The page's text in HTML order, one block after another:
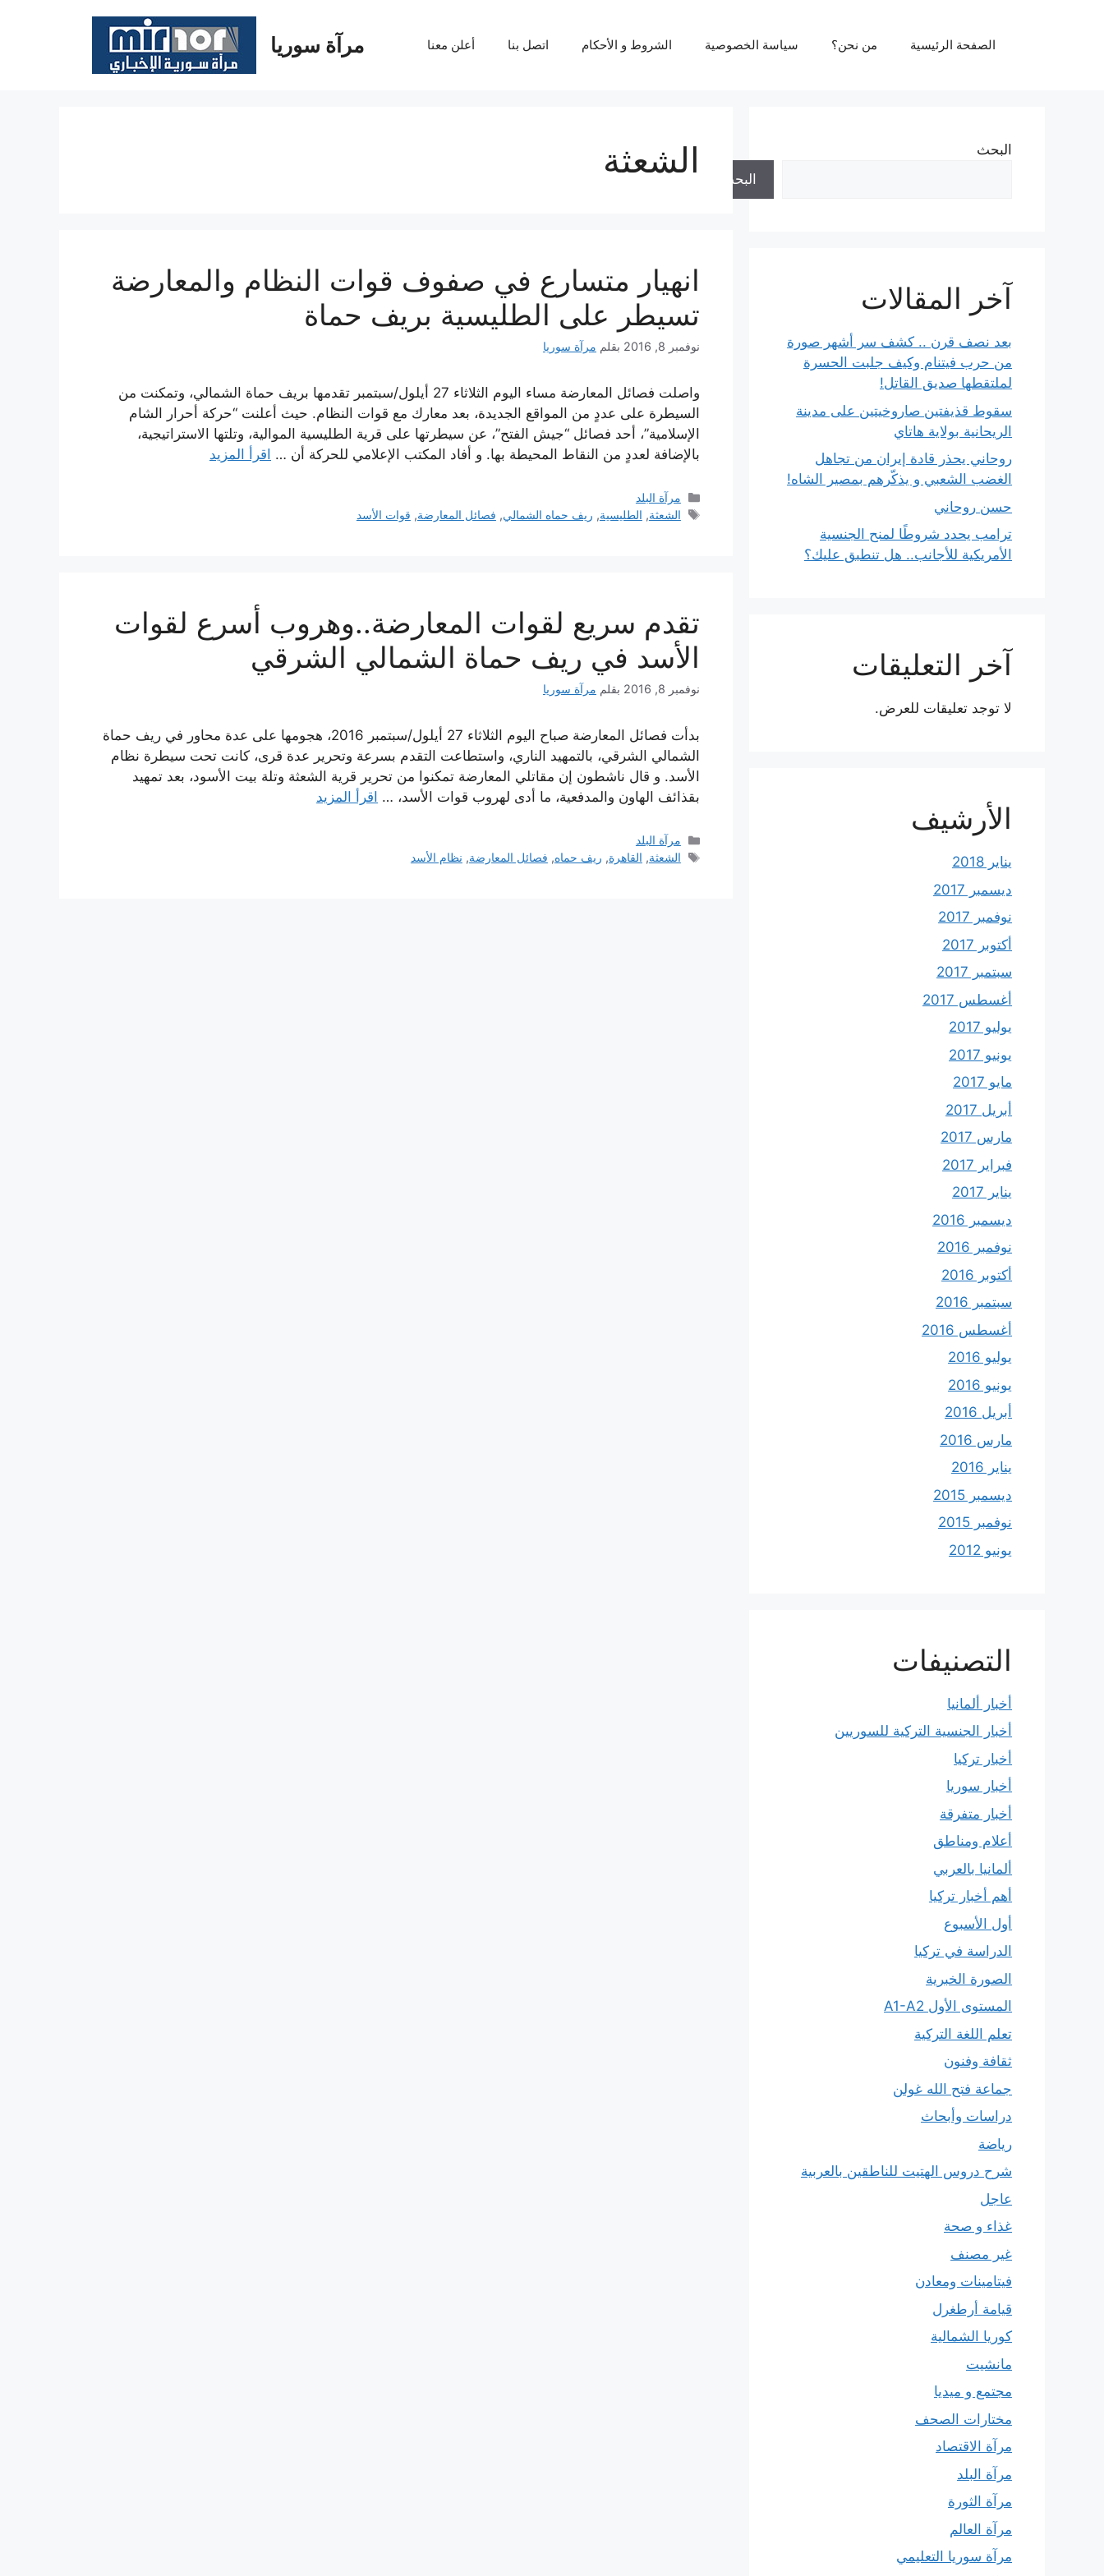
مرآة سوريا الصفحة الرئيسية من نحن؟ سياسة الخصوصية الشروط و الأحكام اتصل بنا أعلن معنا
الشعثة
انهيار متسارع في صفوف قوات النظام والمعارضة
تسيطر على الطليسية بريف حماة
نوفمبر 8, 2016 بقلم مرآة سوريا
واصلت فصائل المعارضة مساء اليوم الثلاثاء 27 أيلول/سبتمبر تقدمها بريف حماة الشمالي، وتمكنت من
السيطرة على عددٍ من المواقع الجديدة، بعد معارك مع قوات النظام. حيث أعلنت “حركة أحرار الشام
الإسلامية”، أحد فصائل “جيش الفتح”، عن سيطرتها على قرية الطليسية الموالية، وتلتها الاستراتيجية،
بالإضافة لعددٍ من النقاط المحيطة بها. و أفاد المكتب الإعلامي للحركة أن … اقرأ المزيد
التصنيفات
مرآة البلد
الوسوم
الشعثة, الطليسية, ريف حماه الشمالي, فصائل المعارضة, قوات الأسد
تقدم سريع لقوات المعارضة..وهروب أسرع لقوات
الأسد في ريف حماة الشمالي الشرقي
نوفمبر 8, 2016 بقلم مرآة سوريا
بدأت فصائل المعارضة صباح اليوم الثلاثاء 27 أيلول/سبتمبر 2016، هجومها على عدة محاور في ريف حماة
الشمالي الشرقي، بالتمهيد الناري، واستطاعت التقدم بسرعة وتحرير عدة قرى، كانت تحت سيطرة نظام
الأسد. و قال ناشطون إن مقاتلي المعارضة تمكنوا من تحرير قرية الشعثة وتلة بيت الأسود، بعد تمهيد
بقذائف الهاون والمدفعية، ما أدى لهروب قوات الأسد، … اقرأ المزيد
التصنيفات
مرآة البلد
الوسوم
الشعثة, القاهرة, ريف حماه, فصائل المعارضة, نظام الأسد
البحث
البحث
آخر المقالات
بعد نصف قرن .. كشف سر أشهر صورة
من حرب فيتنام وكيف جلبت الحسرة
لملتقطها صديق القاتل!
سقوط قذيفتين صاروخيتين على مدينة
الريحانية بولاية هاتاي
روحاني يحذر قادة إيران من تجاهل
الغضب الشعبي و يذكّرهم بمصير الشاه!
حسن روحاني
ترامب يحدد شروطًا لمنح الجنسية
الأمريكية للأجانب.. هل تنطبق عليك؟
آخر التعليقات
لا توجد تعليقات للعرض.
الأرشيف
يناير 2018
ديسمبر 2017
نوفمبر 2017
أكتوبر 2017
سبتمبر 2017
أغسطس 2017
يوليو 2017
يونيو 2017
مايو 2017
أبريل 2017
مارس 2017
فبراير 2017
يناير 2017
ديسمبر 2016
نوفمبر 2016
أكتوبر 2016
سبتمبر 2016
أغسطس 2016
يوليو 2016
يونيو 2016
أبريل 2016
مارس 2016
يناير 2016
ديسمبر 2015
نوفمبر 2015
يونيو 2012
التصنيفات
أخبار ألمانيا
أخبار الجنسية التركية للسوريين
أخبار تركيا
أخبار سوريا
أخبار متفرقة
أعلام ومناطق
ألمانيا بالعربي
أهم أخبار تركيا
أول الأسبوع
الدراسة في تركيا
الصورة الخبرية
المستوى الأول A1-A2
تعلم اللغة التركية
ثقافة وفنون
جماعة فتح الله غولن
دراسات وأبحاث
رياضة
شرح دروس الهتيت للناطقين بالعربية
عاجل
غذاء و صحة
غير مصنف
فيتامينات ومعادن
قيامة أرطغرل
كوريا الشمالية
مانشيت
مجتمع و ميديا
مختارات الصحف
مرآة الاقتصاد
مرآة البلد
مرآة الثورة
مرآة العالم
مرآة سوريا التعليمي